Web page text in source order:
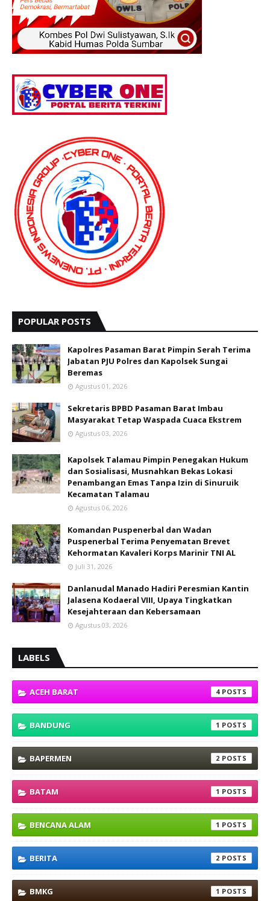
POPULAR POSTS
Kapolres Pasaman Barat Pimpin Serah Terima
Jabatan PJU Polres dan Kapolsek Sungai
Beremas
Agustus 01, 2026
Sekretaris BPBD Pasaman Barat Imbau
Masyarakat Tetap Waspada Cuaca Ekstrem
Agustus 03, 2026
Kapolsek Talamau Pimpin Penegakan Hukum
dan Sosialisasi, Musnahkan Bekas Lokasi
Penambangan Emas Tanpa Izin di Sinuruik
Kecamatan Talamau
Agustus 06, 2026
Komandan Puspenerbal dan Wadan
Puspenerbal Terima Penyematan Brevet
Kehormatan Kavaleri Korps Marinir TNI AL
Juli 31, 2026
Danlanudal Manado Hadiri Peresmian Kantin
Jalasena Kodaeral VIII, Upaya Tingkatkan
Kesejahteraan dan Kebersamaan
Agustus 03, 2026
LABELS
ACEH BARAT 4
BANDUNG 1
BAPERMEN 2
BATAM 1
BENCANA ALAM 1
BERITA 2
BMKG 1